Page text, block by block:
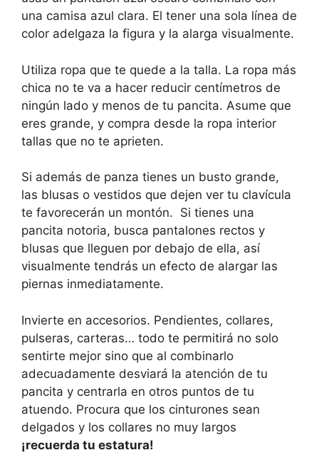
una camisa azul clara. El tener una sola línea de
color adelgaza la figura y la alarga visualmente.
Utiliza ropa que te quede a la talla. La ropa más
chica no te va a hacer reducir centímetros de
ningún lado y menos de tu pancita. Asume que
eres grande, y compra desde la ropa interior
tallas que no te aprieten.
Si además de panza tienes un busto grande,
las blusas o vestidos que dejen ver tu clavícula
te favorecerán un montón. Si tienes una
pancita notoria, busca pantalones rectos y
blusas que lleguen por debajo de ella, así
visualmente tendrás un efecto de alargar las
piernas inmediatamente.
Invierte en accesorios. Pendientes, collares,
pulseras, carteras… todo te permitirá no solo
sentirte mejor sino que al combinarlo
adecuadamente desviará la atención de tu
pancita y centrarla en otros puntos de tu
atuendo. Procura que los cinturones sean
delgados y los collares no muy largos
¡recuerda tu estatura!